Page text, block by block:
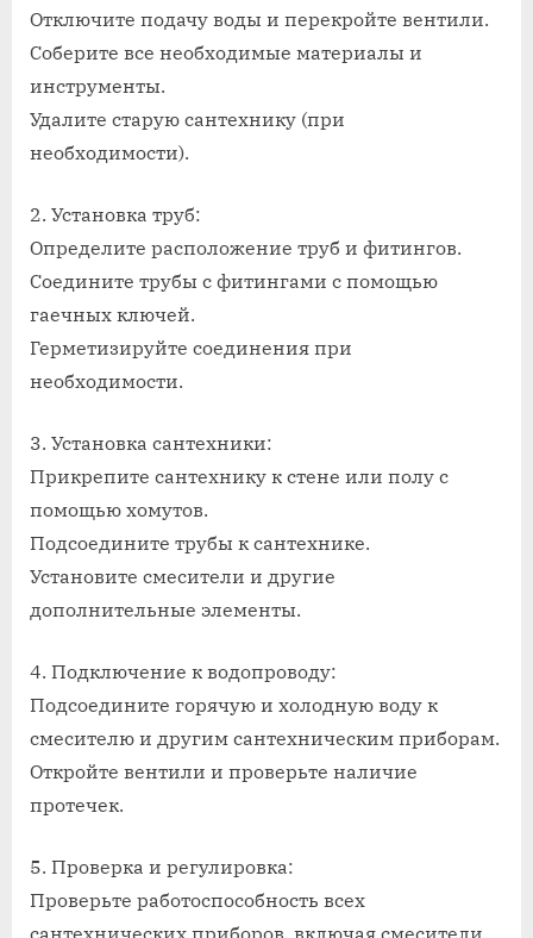
Отключите подачу воды и перекройте вентили.
Соберите все необходимые материалы и
инструменты.
Удалите старую сантехнику (при
необходимости).
2. Установка труб:
Определите расположение труб и фитингов.
Соедините трубы с фитингами с помощью
гаечных ключей.
Герметизируйте соединения при
необходимости.
3. Установка сантехники:
Прикрепите сантехнику к стене или полу с
помощью хомутов.
Подсоедините трубы к сантехнике.
Установите смесители и другие
дополнительные элементы.
4. Подключение к водопроводу:
Подсоедините горячую и холодную воду к
смесителю и другим сантехническим приборам.
Откройте вентили и проверьте наличие
протечек.
5. Проверка и регулировка:
Проверьте работоспособность всех